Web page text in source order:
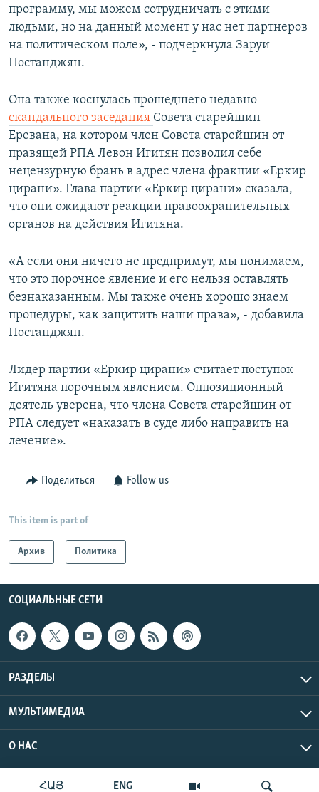
ՀԱՅ ENG
программу, мы можем сотрудничать с этими
людьми, но на данный момент у нас нет партнеров
на политическом поле», - подчеркнула Заруи
Постанджян.
Она также коснулась прошедшего недавно
скандального заседания Совета старейшин
Еревана, на котором член Совета старейшин от
правящей РПА Левон Игитян позволил себе
нецензурную брань в адрес члена фракции «Еркир
цирани». Глава партии «Еркир цирани» сказала,
что они ожидают реакции правоохранительных
органов на действия Игитяна.
«А если они ничего не предпримут, мы понимаем,
что это порочное явление и его нельзя оставлять
безнаказанным. Мы также очень хорошо знаем
процедуры, как защитить наши права», - добавила
Постанджян.
Лидер партии «Еркир цирани» считает поступок
Игитяна порочным явлением. Оппозиционный
деятель уверена, что члена Совета старейшин от
РПА следует «наказать в суде либо направить на
лечение».
Поделиться Follow us
This item is part of
Архив Политика
СОЦИАЛЬНЫЕ СЕТИ
РАЗДЕЛЫ
МУЛЬТИМЕДИА
О НАС
Радио Азатутюн © 2026 RFE/RL, Inc. Все права защищены.